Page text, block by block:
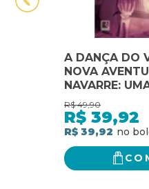
A DANÇA DO
NOVA
NAVARRE:
AVENTURA DE
NAVARRE
R$ 49,90
R$ 39,92
R$ 39,92